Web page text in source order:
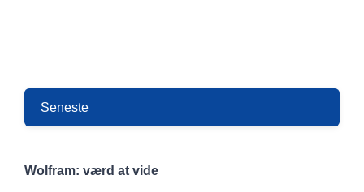
Seneste
Wolfram: værd at vide